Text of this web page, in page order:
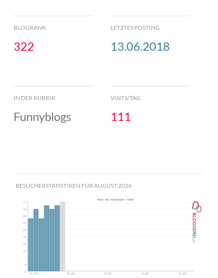
BLOGRANK
322
LETZTES POSTING
13.06.2018
IN DER RUBRIK
Funnyblogs
VISITS/TAG
111
BESUCHERSTATISTIKEN FÜR AUGUST 2026